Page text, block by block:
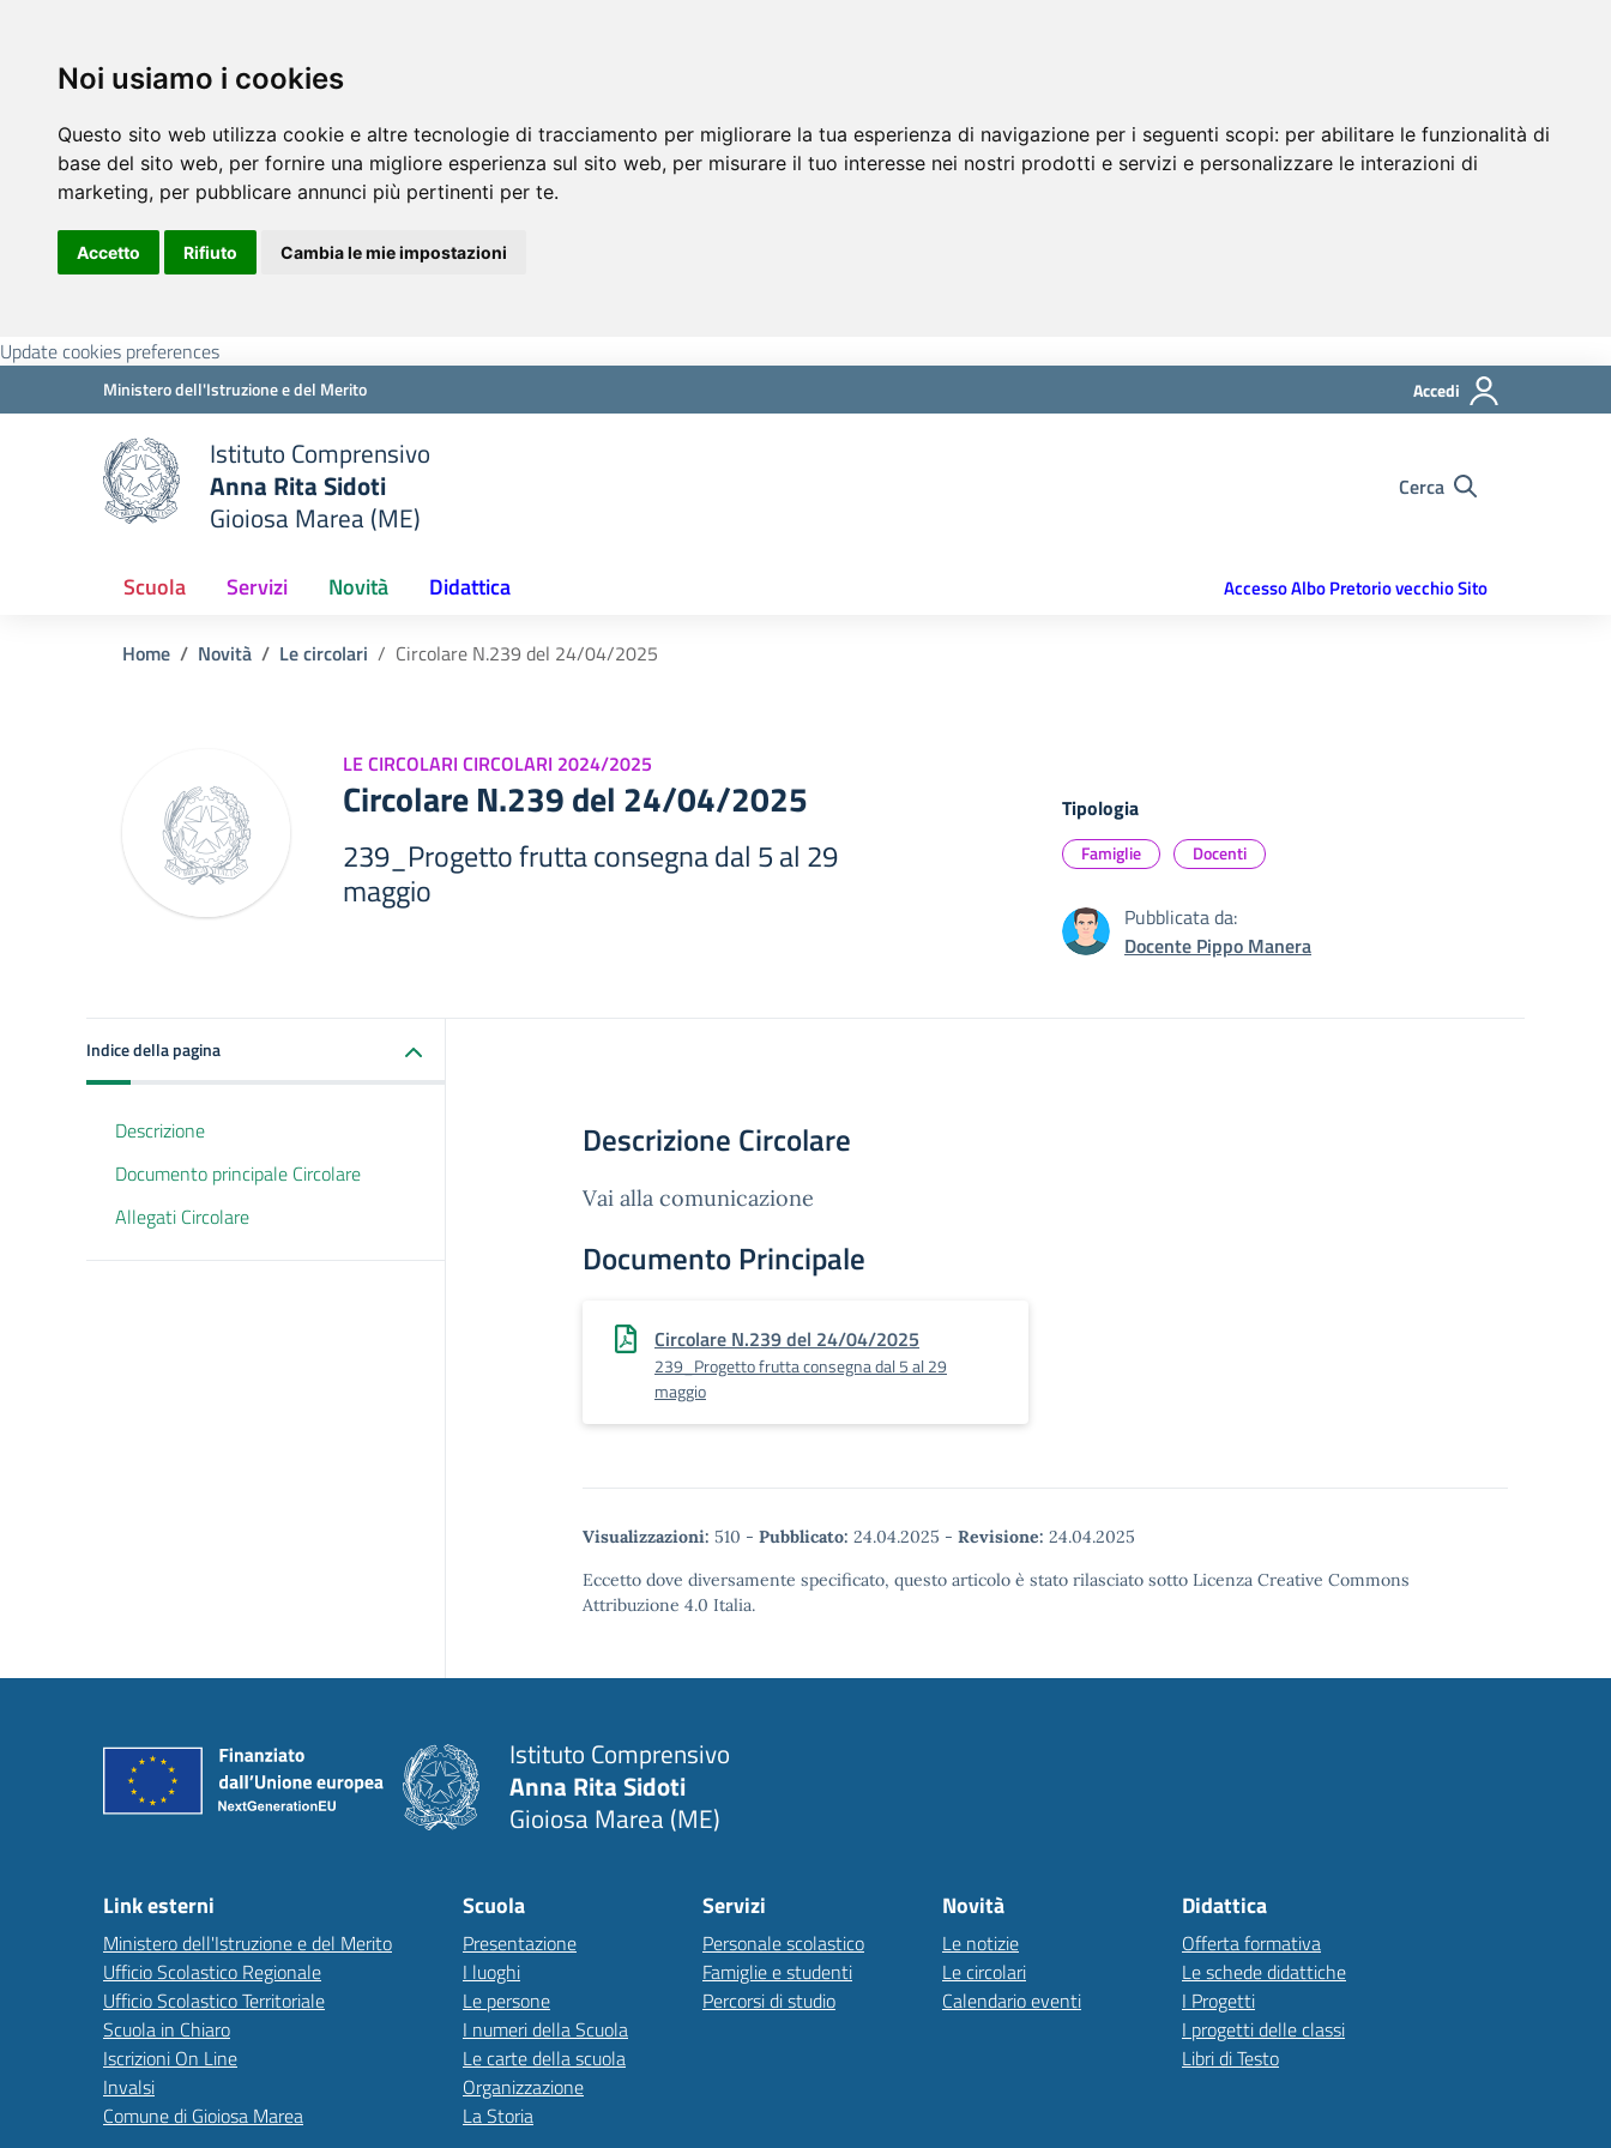
Noi usiamo i cookies
Questo sito web utilizza cookie e altre tecnologie di tracciamento per migliorare la tua esperienza di navigazione per i seguenti scopi: per abilitare le funzionalità di
base del sito web, per fornire una migliore esperienza sul sito web, per misurare il tuo interesse nei nostri prodotti e servizi e personalizzare le interazioni di
marketing, per pubblicare annunci più pertinenti per te.
Accetto Rifiuto Cambia le mie impostazioni
Update cookies preferences
Ministero dell'Istruzione e del Merito Accedi
Istituto Comprensivo
Anna Rita Sidoti
Gioiosa Marea (ME)
Cerca
Scuola Servizi Novità Didattica Accesso Albo Pretorio vecchio Sito
Home Novità Le circolari Circolare N.239 del 24/04/2025
LE CIRCOLARI CIRCOLARI 2024/2025
Circolare N.239 del 24/04/2025
239_Progetto frutta consegna dal 5 al 29
maggio
Tipologia
Famiglie Docenti
Pubblicata da:
Docente Pippo Manera
Indice della pagina
Descrizione
Documento principale Circolare
Allegati Circolare
Descrizione Circolare
Vai alla comunicazione
Documento Principale
Circolare N.239 del 24/04/2025
239_Progetto frutta consegna dal 5 al 29
maggio
Visualizzazioni: 510 - Pubblicato: 24.04.2025 - Revisione: 24.04.2025
Eccetto dove diversamente specificato, questo articolo è stato rilasciato sotto Licenza Creative Commons
Attribuzione 4.0 Italia.
Istituto Comprensivo
Anna Rita Sidoti
Gioiosa Marea (ME)
Link esterni
Ministero dell'Istruzione e del Merito
Ufficio Scolastico Regionale
Ufficio Scolastico Territoriale
Scuola in Chiaro
Iscrizioni On Line
Invalsi
Comune di Gioiosa Marea
Scuola
Presentazione
I luoghi
Le persone
I numeri della Scuola
Le carte della scuola
Organizzazione
La Storia
Servizi
Personale scolastico
Famiglie e studenti
Percorsi di studio
Novità
Le notizie
Le circolari
Calendario eventi
Didattica
Offerta formativa
Le schede didattiche
I Progetti
I progetti delle classi
Libri di Testo